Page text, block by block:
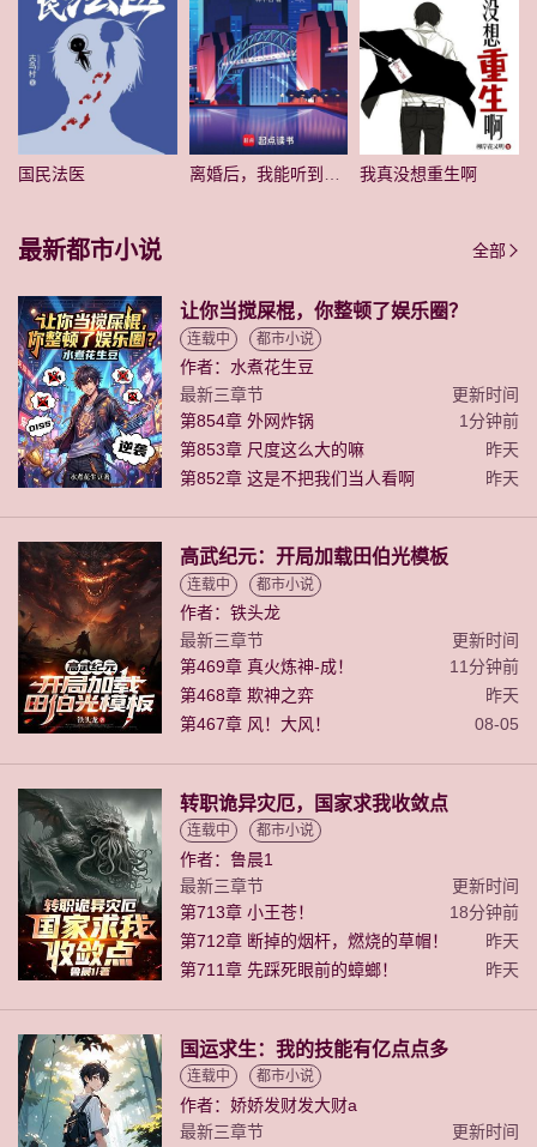
国民法医 离婚后，我能听到未来的声音 我真没想重生啊
最新都市小说 全部
让你当搅屎棍，你整顿了娱乐圈？
连载中 都市小说
作者：水煮花生豆
更新时间
最新三章节
1分钟前
第854章 外网炸锅
昨天
第853章 尺度这么大的嘛
昨天
第852章 这是不把我们当人看啊
高武纪元：开局加载田伯光模板
连载中 都市小说
作者：铁头龙
更新时间
最新三章节
11分钟前
第469章 真火炼神-成！
昨天
第468章 欺神之弈
08-05
第467章 风！大风！
转职诡异灾厄，国家求我收敛点
连载中 都市小说
作者：鲁晨1
更新时间
最新三章节
18分钟前
第713章 小王苍！
昨天
第712章 断掉的烟杆，燃烧的草帽！
昨天
第711章 先踩死眼前的蟑螂！
国运求生：我的技能有亿点点多
连载中 都市小说
作者：娇娇发财发大财a
更新时间
最新三章节